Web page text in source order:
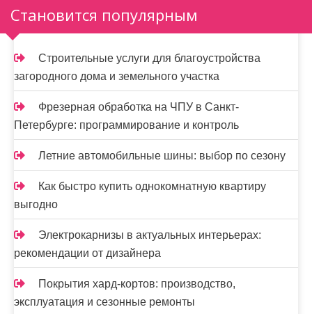
Становится популярным
Строительные услуги для благоустройства
загородного дома и земельного участка
Фрезерная обработка на ЧПУ в Санкт-
Петербурге: программирование и контроль
Летние автомобильные шины: выбор по сезону
Как быстро купить однокомнатную квартиру
выгодно
Электрокарнизы в актуальных интерьерах:
рекомендации от дизайнера
Покрытия хард-кортов: производство,
эксплуатация и сезонные ремонты